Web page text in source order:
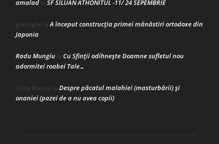
amalad la SF SILUAN ATHONITUL -11/ 24 SEPEMBRIE
gheorghe laA început construcţia primei mănăstiri ortodoxe din
Japonia
Radu Mungiu la Cu Sfinții odihnește Doamne sufletul nou
adormitei roabei Tale…
Crina Marina la Despre păcatul malahiei (masturbării) şi
onaniei (pazei de a nu avea copii)